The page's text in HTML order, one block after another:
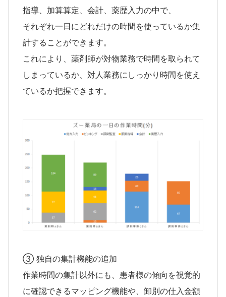
指導、加算算定、会計、薬歴入力の中で、
それぞれ一日にどれだけの時間を使っているか集
計することができます。
これにより、薬剤師が対物業務で時間を取られて
しまっているか、対人業務にしっかり時間を使え
ているか把握できます。
③ 独自の集計機能の追加
作業時間の集計以外にも、患者様の傾向を視覚的
に確認できるマッピング機能や、卸別の仕入金額